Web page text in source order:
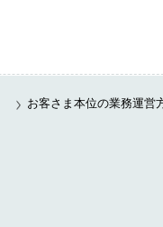
お客さま本位の業務運営